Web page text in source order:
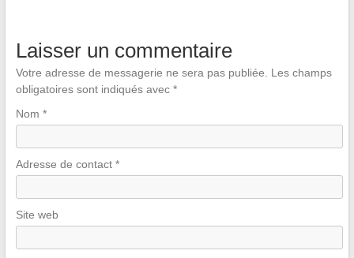
Laisser un commentaire
Votre adresse de messagerie ne sera pas publiée.
Les champs
obligatoires sont indiqués avec *
Nom *
Adresse de contact *
Site web